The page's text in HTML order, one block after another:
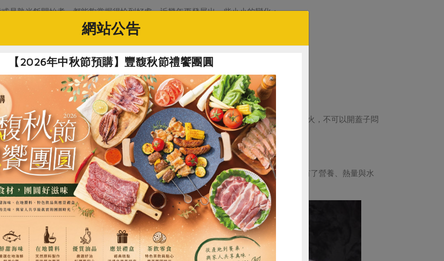
是熟米飯開始煮，都能夠掌握得恰到好處，近幾年更發展出一些小小的變化：
蛋粥】約30分鐘
煮粥
杯水（我有再加一小匙紅藜就是照片裡的小點點）、雞蛋兩顆、海鹽半匙。
入陶鍋，加三杯水後加蓋，水煮滾後攪拌一下，再滾個5分鐘，關小火加蓋子再5分後關火，不可以開蓋子悶
到鍋裡攪拌，加一小匙鹽，適量再加一點開水，然後攪拌加熱，再悶10分鐘，完成！
特別敏感，簡單的米、蛋香與少許鹽巴搭配，很容易就讓虛弱的身體接受，吃了米飯有了營養、熱量與水
受。
RPET 食譜 減硝酸鹽 雞蛋 食安 共同購買
網站公告
【2026年中秋節預購】豐馥秋節禮饗團圓